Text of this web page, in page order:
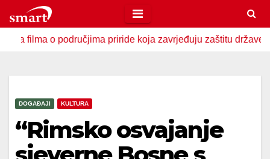
to
content
o područjima priride koja zavrjeđuju zaštitu države U
DOGAĐAJI KULTURA
“Rimsko osvajanje